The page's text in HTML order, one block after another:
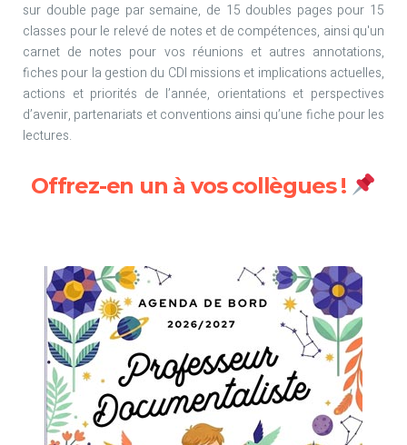
sur double page par semaine, de 15 doubles pages pour 15
classes pour le relevé de notes et de compétences, ainsi qu'un
carnet de notes pour vos réunions et autres annotations,
fiches pour la gestion du CDI missions et implications actuelles,
actions et priorités de l’année, orientations et perspectives
d’avenir, partenariats et conventions ainsi qu’une fiche pour les
lectures.
Offrez-en un à vos collègues !